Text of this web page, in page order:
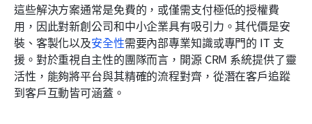
這些解決方案通常是免費的，或僅需支付極低的授權費
用，因此對新創公司和中小企業具有吸引力。其代價是安
裝、客製化以及安全性需要內部專業知識或專門的 IT 支
援。對於重視自主性的團隊而言，開源 CRM 系統提供了靈
活性，能夠將平台與其精確的流程對齊，從潛在客戶追蹤
到客戶互動皆可涵蓋。